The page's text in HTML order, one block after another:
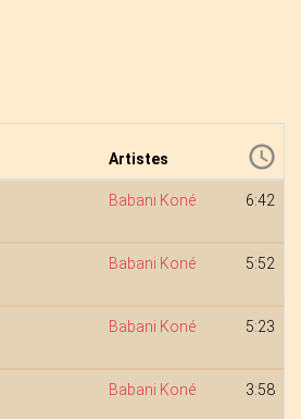
Artistes
Babani Koné 6:42
Babani Koné 5:52
Babani Koné 5:23
Babani Koné 3:58